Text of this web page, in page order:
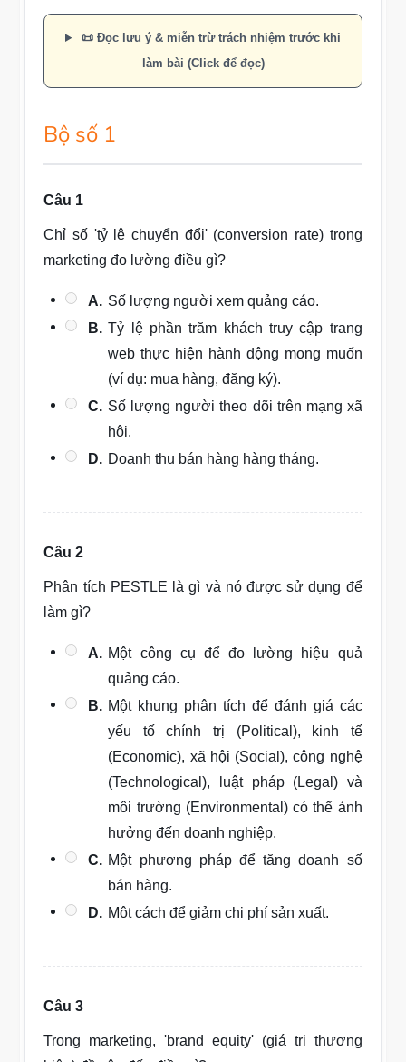
📜 Đọc lưu ý & miễn trừ trách nhiệm trước khi
làm bài (Click để đọc)
Bộ số 1
Câu 1
Chỉ số 'tỷ lệ chuyển đổi' (conversion rate) trong
marketing đo lường điều gì?
A. Số lượng người xem quảng cáo.
B. Tỷ lệ phần trăm khách truy cập trang
web thực hiện hành động mong muốn
(ví dụ: mua hàng, đăng ký).
C. Số lượng người theo dõi trên mạng xã
hội.
D. Doanh thu bán hàng hàng tháng.
Câu 2
Phân tích PESTLE là gì và nó được sử dụng để
làm gì?
A. Một công cụ để đo lường hiệu quả
quảng cáo.
B. Một khung phân tích để đánh giá các
yếu tố chính trị (Political), kinh tế
(Economic), xã hội (Social), công nghệ
(Technological), luật pháp (Legal) và
môi trường (Environmental) có thể ảnh
hưởng đến doanh nghiệp.
C. Một phương pháp để tăng doanh số
bán hàng.
D. Một cách để giảm chi phí sản xuất.
Câu 3
Trong marketing, 'brand equity' (giá trị thương